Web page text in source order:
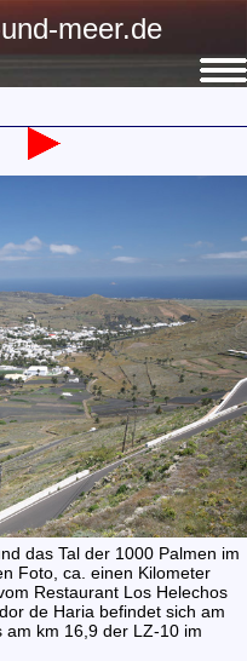
meer.de
das Tal der 1000 Palmen im
Foto, ca. einen Kilometer
Restaurant Los Helechos
de Haria befindet sich am
am km 16,9 der LZ-10 im